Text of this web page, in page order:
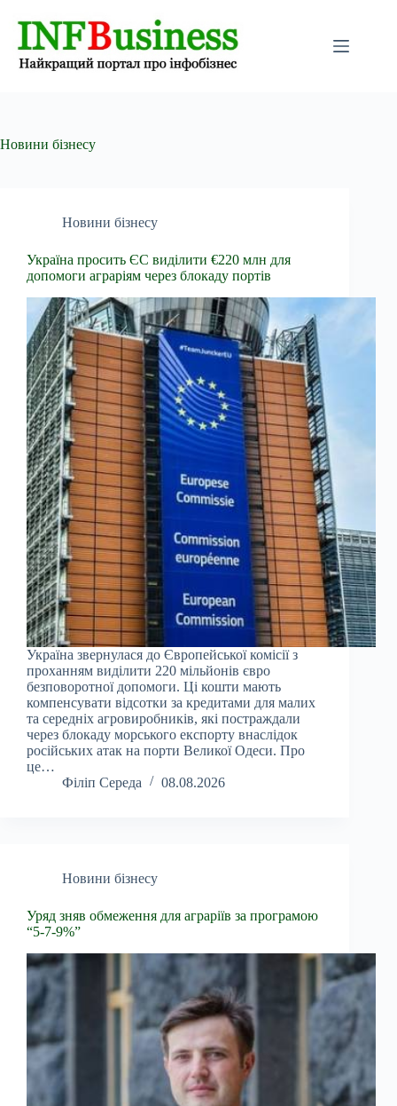
Новини бізнесу
Новини бізнесу
Україна просить ЄС виділити €220 млн для
допомоги аграріям через блокаду портів
Україна звернулася до Європейської комісії з
проханням виділити 220 мільйонів євро
безповоротної допомоги. Ці кошти мають
компенсувати відсотки за кредитами для малих
та середніх агровиробників, які постраждали
через блокаду морського експорту внаслідок
російських атак на порти Великої Одеси. Про
це…
Філіп Середа
08.08.2026
Новини бізнесу
Уряд зняв обмеження для аграріїв за програмою
“5-7-9%”